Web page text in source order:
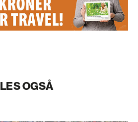
LES OGSÅ